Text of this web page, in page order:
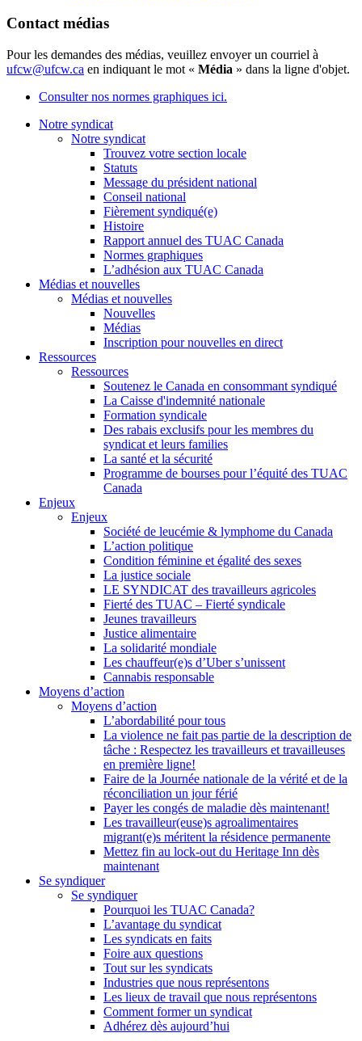
Contact médias
Pour les demandes des médias, veuillez envoyer un courriel à
ufcw@ufcw.ca en indiquant le mot « Média » dans la ligne d'objet.
Consulter nos normes graphiques ici.
Notre syndicat
Notre syndicat
Trouvez votre section locale
Statuts
Message du président national
Conseil national
Fièrement syndiqué(e)
Histoire
Rapport annuel des TUAC Canada
Normes graphiques
L’adhésion aux TUAC Canada
Médias et nouvelles
Médias et nouvelles
Nouvelles
Médias
Inscription pour nouvelles en direct
Ressources
Ressources
Soutenez le Canada en consommant syndiqué
La Caisse d'indemnité nationale
Formation syndicale
Des rabais exclusifs pour les membres du
syndicat et leurs families
La santé et la sécurité
Programme de bourses pour l’équité des TUAC
Canada
Enjeux
Enjeux
Société de leucémie & lymphome du Canada
L’action politique
Condition féminine et égalité des sexes
La justice sociale
LE SYNDICAT des travailleurs agricoles
Fierté des TUAC – Fierté syndicale
Jeunes travailleurs
Justice alimentaire
La solidarité mondiale
Les chauffeur(e)s d’Uber s’unissent
Cannabis responsable
Moyens d’action
Moyens d’action
L’abordabilité pour tous
La violence ne fait pas partie de la description de
tâche : Respectez les travailleurs et travailleuses
en première ligne!
Faire de la Journée nationale de la vérité et de la
réconciliation un jour férié
Payer les congés de maladie dès maintenant!
Les travailleur(euse)s agroalimentaires
migrant(e)s méritent la résidence permanente
Mettez fin au lock-out du Heritage Inn dès
maintenant
Se syndiquer
Se syndiquer
Pourquoi les TUAC Canada?
L’avantage du syndicat
Les syndicats en faits
Foire aux questions
Tout sur les syndicats
Industries que nous représentons
Les lieux de travail que nous représentons
Comment former un syndicat
Adhérez dès aujourd’hui